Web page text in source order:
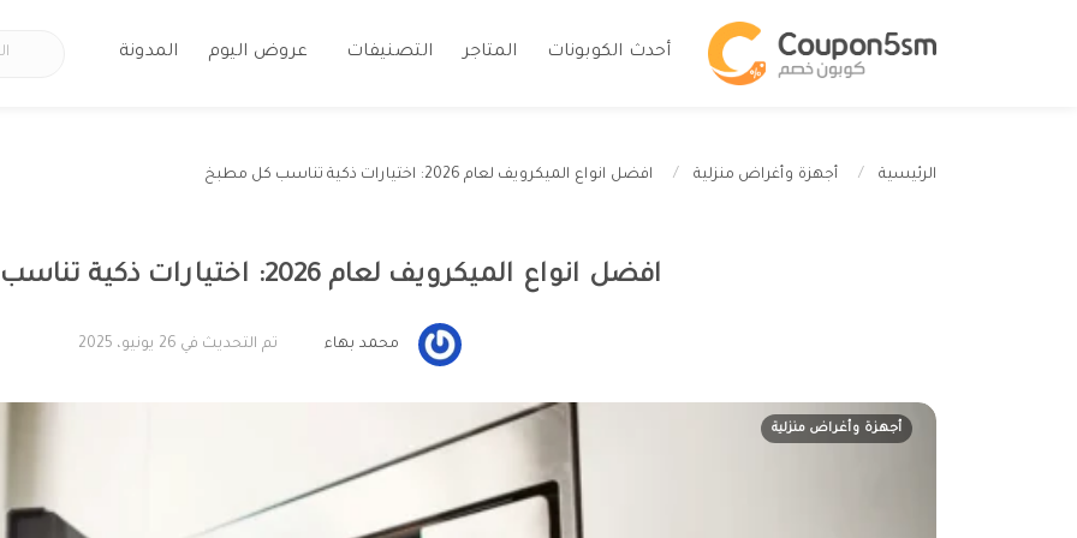
أحدث الكوبونات المتاجر التصنيفات عروض اليوم المدونة
الرئيسية أجهزة وأغراض منزلية افضل انواع الميكرويف لعام 2026: اختيارات ذكية تناسب كل مطبخ
افضل انواع الميكرويف لعام 2026: اختيارات ذكية تناسب كل مطبخ
محمد بهاء تم التحديث في 26 يونيو، 2025
أجهزة وأغراض منزلية